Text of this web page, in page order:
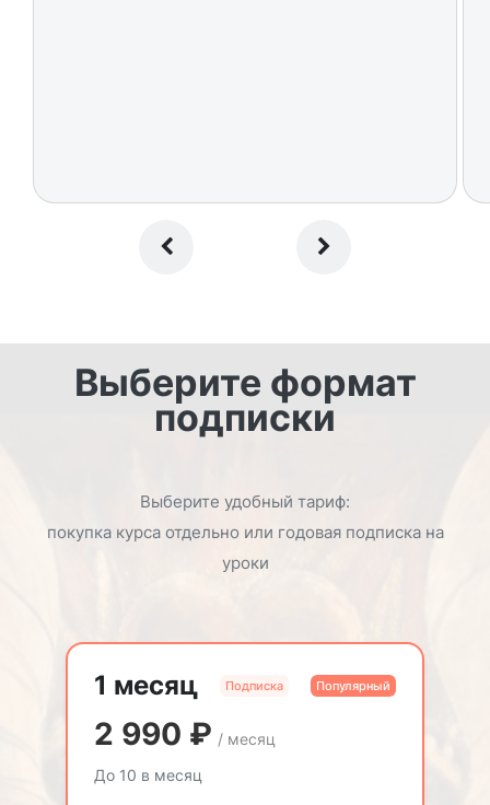
Выберите формат
подписки
Выберите удобный тариф:
покупка курса отдельно или годовая подписка на
уроки
1 месяц Подписка Популярный
2 990 ₽ / месяц
До 10 в месяц